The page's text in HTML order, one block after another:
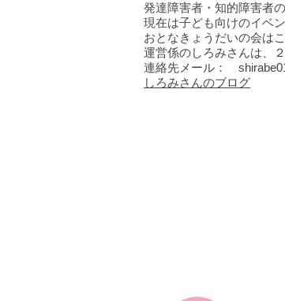
発達障害者・知的障害者
現在は子ども向けのイベ
おとなきょうだいの会は
運営係のしろみさんは、
連絡先メール：
しろみさんのブログ